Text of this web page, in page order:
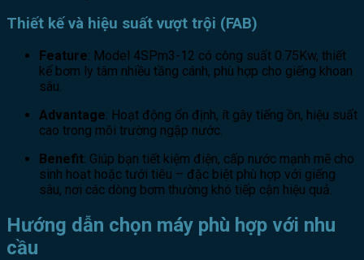
Thiết kế và hiệu suất vượt trội (FAB)
Feature: Model 4SPm3-12 có công suất 0.75Kw, thiết
kế bơm ly tâm nhiều tầng cánh, phù hợp cho giếng khoan
sâu.
Advantage: Hoạt động ổn định, ít gây tiếng ồn, hiệu suất
cao trong môi trường ngập nước.
Benefit: Giúp bạn tiết kiệm điện, cấp nước mạnh mẽ cho
sinh hoạt hoặc tưới tiêu – đặc biệt phù hợp với giếng
sâu, nơi các dòng bơm thường khó tiếp cận hiệu quả.
Hướng dẫn chọn máy phù hợp với nhu
cầu